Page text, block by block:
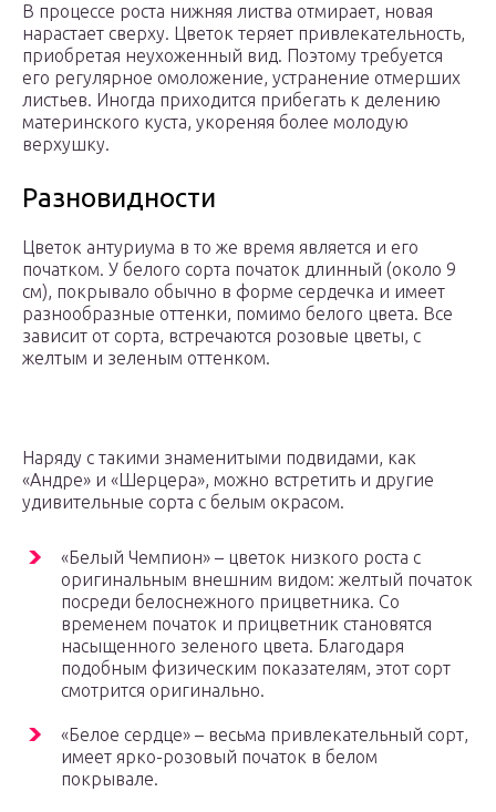
В процессе роста нижняя листва отмирает, новая
нарастает сверху. Цветок теряет привлекательность,
приобретая неухоженный вид. Поэтому требуется
его регулярное омоложение, устранение отмерших
листьев. Иногда приходится прибегать к делению
материнского куста, укореняя более молодую
верхушку.
Разновидности
Цветок антуриума в то же время является и его
початком. У белого сорта початок длинный (около 9
см), покрывало обычно в форме сердечка и имеет
разнообразные оттенки, помимо белого цвета. Все
зависит от сорта, встречаются розовые цветы, с
желтым и зеленым оттенком.
Наряду с такими знаменитыми подвидами, как
«Андре» и «Шерцера», можно встретить и другие
удивительные сорта с белым окрасом.
«Белый Чемпион» – цветок низкого роста с
оригинальным внешним видом: желтый початок
посреди белоснежного прицветника. Со
временем початок и прицветник становятся
насыщенного зеленого цвета. Благодаря
подобным физическим показателям, этот сорт
смотрится оригинально.
«Белое сердце» – весьма привлекательный сорт,
имеет ярко-розовый початок в белом
покрывале.